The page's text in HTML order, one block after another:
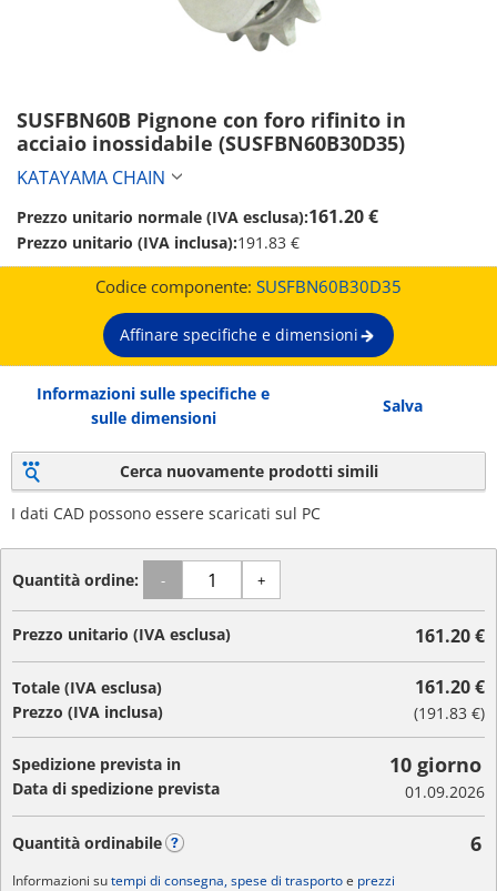
SUSFBN60B Pignone con foro rifinito in
acciaio inossidabile (SUSFBN60B30D35)
KATAYAMA CHAIN
Prezzo unitario normale (IVA esclusa):161.20 €
Prezzo unitario (IVA inclusa):191.83 €
Codice componente: SUSFBN60B30D35
Affinare specifiche e dimensioni
Informazioni sulle specifiche e
sulle dimensioni
Salva
Cerca nuovamente prodotti simili
I dati CAD possono essere scaricati sul PC
Quantità ordine: - +
Prezzo unitario (IVA esclusa) 161.20 €
Totale (IVA esclusa)
Prezzo (IVA inclusa)
161.20 €
(191.83 €)
Spedizione prevista in
Data di spedizione prevista
10 giorno
01.09.2026
Quantità ordinabile 6
Informazioni sutempi di consegna, spese di trasportoe prezzi